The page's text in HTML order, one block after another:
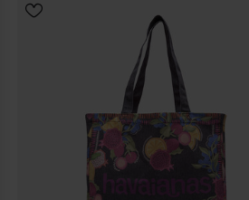
Engagement et durabilité
Matière résistante et facile d’entretien,
les saisons et accompagner tes rituels
Un cabas XL que tu adoptes une fois, puis
vivre au rythme de tes journées les plus
Achète en ligne sur www.havaianas-
Havaianas en Belgique, et fais passer ton